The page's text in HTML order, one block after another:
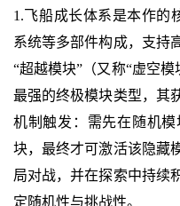
1.飞船成长体系是本作的
系统等多部件构成，支持
“超越模块”（又称“虚空
最强的终极模块类型，其
机制触发：需先在随机
块，最终才可激活该隐藏
局对战，并在探索中持续
定随机性与挑战性。